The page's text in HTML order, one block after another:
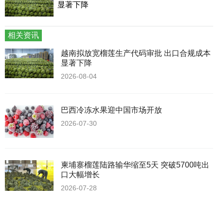
显著下降
相关资讯
越南拟放宽榴莲生产代码审批 出口合规成本
显著下降
2026-08-04
巴西冷冻水果迎中国市场开放
2026-07-30
柬埔寨榴莲陆路输华缩至5天 突破5700吨出
口大幅增长
2026-07-28